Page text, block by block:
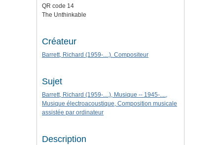
QR code 14
The Unthinkable
Créateur
Barrett, Richard (1959-....). Compositeur
Sujet
Barrett, Richard (1959-....), Musique -- 1945-....,
Musique électroacoustique, Composition musicale
assistée par ordinateur
Description